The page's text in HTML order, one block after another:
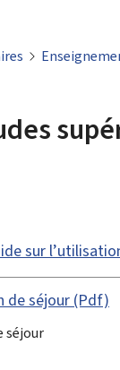
sur
de séjour (Pdf)
séjour